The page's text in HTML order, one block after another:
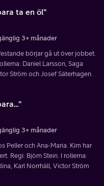
ta en öl"
3+ månader
börjar gå ut över jobbet.
Daniel Larsson, Saga
Ström och Josef Säterhagen.
3+ månader
Peller och Ana-Maria. Kim har
Regi: Björn Stein. I rollerna:
Karl Norrhäll, Victor Ström